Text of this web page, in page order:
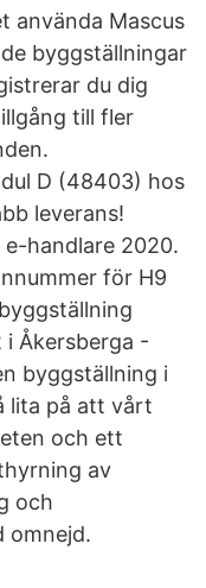
använda Mascus
byggställningar
du dig
till fler
D (48403) hos
leverans!
handlare 2020.
för H9
i Åkersberga -
byggställning i
lita på att vårt
och ett
av
och
omnejd.